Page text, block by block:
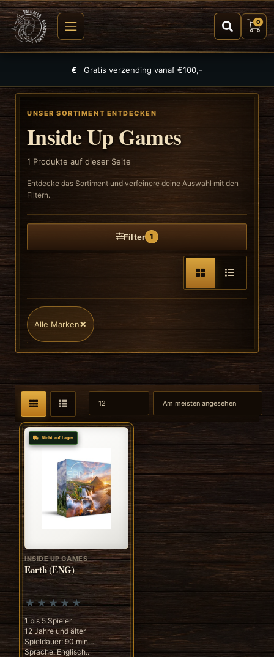
0
Gratis verzending vanaf €100,-
UNSER SORTIMENT ENTDECKEN
Inside Up Games
1 Produkte auf dieser Seite
Entdecke das Sortiment und verfeinere deine Auswahl mit den
Filtern.
Filter 1
Alle Marken×
Nicht auf Lager
INSIDE UP GAMES
Earth (ENG)
1 bis 5 Spieler
12 Jahre und älter
Spieldauer: 90 min
Sprache: Englisch..